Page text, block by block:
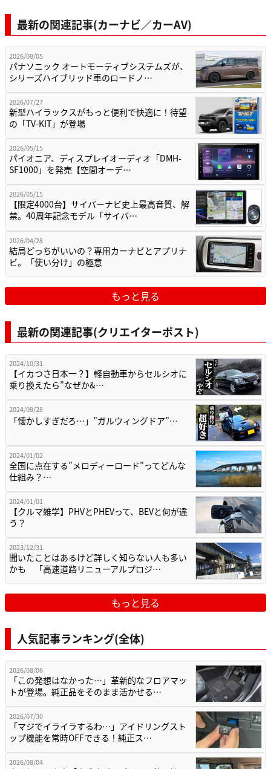
最新の関連記事(カーナビ／カーAV)
2026/08/05
パナソニック オートモーティブシステムズが、
シリーズハイブリッド車のロードノ…
2026/07/27
新型ハイラックスがもっと便利で快適に！待望
の「TV-KIT」が登場
2026/05/15
パイオニア、ディスプレイオーディオ「DMH-
SF1000」を発売【空間オーデ…
2026/05/15
【限定4000台】サイバーナビ史上最高音質、解
禁。40周年記念モデル「サイバ…
2026/04/28
結局どっちがいいの？専用カーナビとアプリナ
ビ。「使い分け」の極意
もっと見る
最新の関連記事(クリエイターポスト)
2024/10/31
【イカつさ日本一？】軽自動車からセルシオに
乗り換えたら”なぜか&…
2024/08/28
「懐かしすぎだろ…」”ガルウィングドア”…
2024/01/02
全国に点在する”メロディーロード”ってどんな
仕組み？…
2024/01/01
【クルマ雑学】PHVとPHEVって、BEVと何が違
う？
2023/12/31
聞いたことはあるけど詳しく知らない人も多い
かも 「高速道路リニューアルプロジ…
もっと見る
人気記事ランキング(全体)
2026/08/06
「この発想はなかった…」革新的なフロアマッ
トが登場。純正品をそのまま活かせる…
2026/07/30
「マジでイライラするわ…」アイドリングスト
ップ機能を常時OFFできる！純正ス…
2026/08/04